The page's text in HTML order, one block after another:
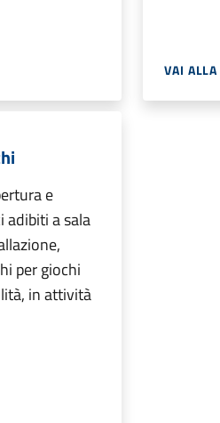
VAI
e
adibiti a sala
per giochi
in attività